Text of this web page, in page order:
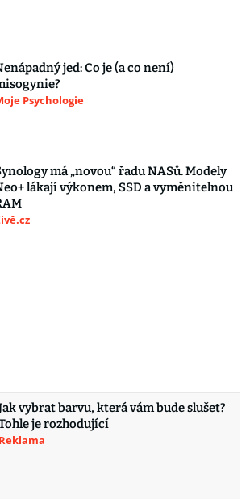
jed: Co je (a co není)
Psychologie
má „novou“ řadu NASů. Modely
lákají výkonem, SSD a vyměnitelnou
vybrat barvu, která vám bude slušet?
je rozhodující
Reklama